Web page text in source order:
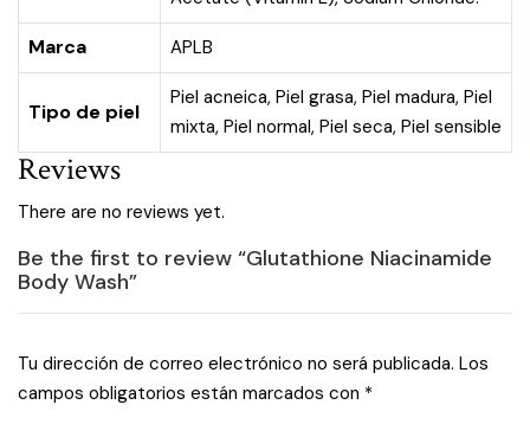
Marca APLB
Tipo de piel
Piel acneica, Piel grasa, Piel madura, Piel
mixta, Piel normal, Piel seca, Piel sensible
Reviews
There are no reviews yet.
Be the first to review “Glutathione Niacinamide
Body Wash”
Tu dirección de correo electrónico no será publicada. Los
campos obligatorios están marcados con *